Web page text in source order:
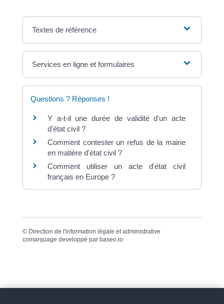
Textes de référence
Services en ligne et formulaires
Questions ? Réponses !
Y a-t-il une durée de validité d'un acte
d'état civil ?
Comment contester un refus de la mairie
en matière d'état civil ?
Comment utiliser un acte d'état civil
français en Europe ?
© Direction de l'information légale et administrative
comarquage developpé par baseo.io